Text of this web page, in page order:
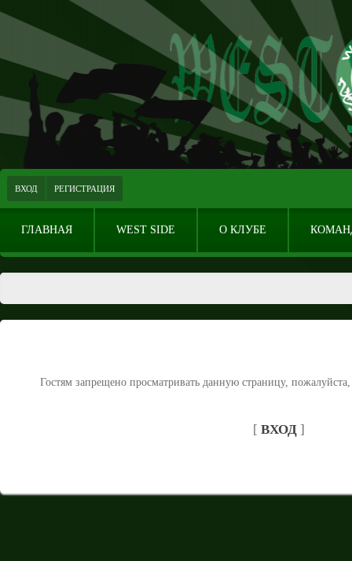
ВХОД РЕГИСТРАЦИЯ
ГЛАВНАЯ WEST SIDE О КЛУБЕ
Гостям запрещено просматривать данную страницу,
[ ВХОД ]